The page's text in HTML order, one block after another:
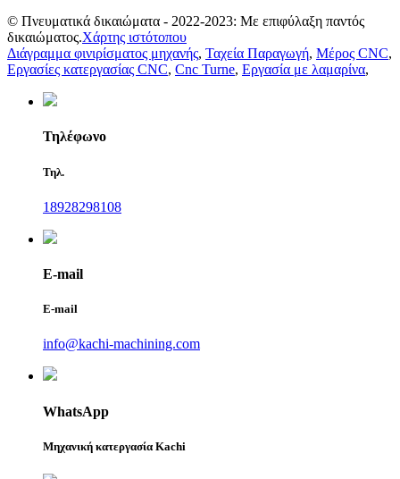
© Πνευματικά δικαιώματα - 2022-2023: Με επιφύλαξη παντός
δικαιώματος.Χάρτης ιστότοπου
Διάγραμμα φινιρίσματος μηχανής, Ταχεία Παραγωγή, Μέρος CNC,
Εργασίες κατεργασίας CNC, Cnc Turne, Εργασία με λαμαρίνα,
Τηλέφωνο
Τηλ.
18928298108
E-mail
E-mail
info@kachi-machining.com
WhatsApp
Μηχανική κατεργασία Kachi